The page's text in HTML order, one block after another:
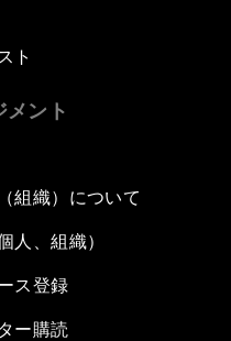
ト
メント
組織）について
人、組織）
ス登録
ー購読